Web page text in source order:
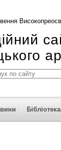
Бібліотека